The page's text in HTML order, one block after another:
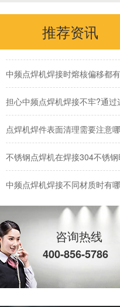
推荐资讯
中频点焊机为啥运用这么广泛？
如何选择合适自己的点焊机厂家?
咨询热线
400-856-5786